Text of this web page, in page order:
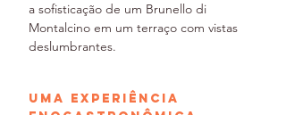
a sofisticação de um Brunello di
Montalcino em um terraço com vistas
deslumbrantes.
Uma Experiência